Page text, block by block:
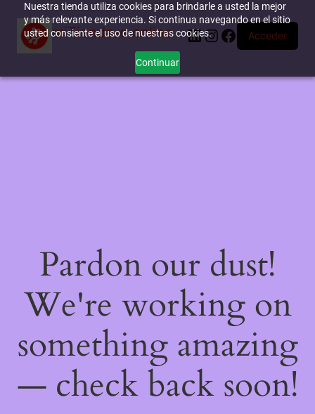
Nuestra tienda utiliza cookies para brindarle a usted la mejor
y más relevante experiencia. Si continua navegando en el sitio
usted consiente el uso de nuestras cookies.
Continuar
miTienda-e.online LinkedIn
Instagram
Facebook
Acceder
Pardon our dust!
We're working on
something amazing
— check back soon!